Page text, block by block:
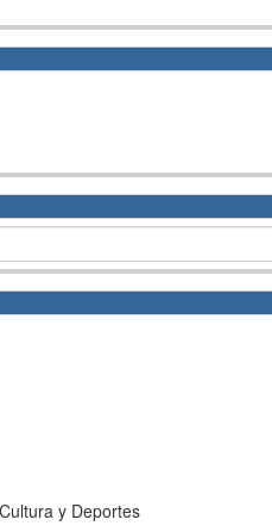
y Deportes